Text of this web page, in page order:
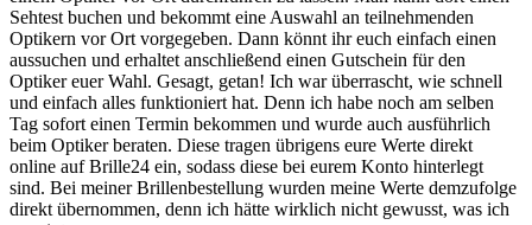
Sehtest buchen und bekommt eine Auswahl an teilnehmenden
Optikern vor Ort vorgegeben. Dann könnt ihr euch einfach einen
aussuchen und erhaltet anschließend einen Gutschein für den
Optiker euer Wahl. Gesagt, getan! Ich war überrascht, wie schnell
und einfach alles funktioniert hat. Denn ich habe noch am selben
Tag sofort einen Termin bekommen und wurde auch ausführlich
beim Optiker beraten. Diese tragen übrigens eure Werte direkt
online auf Brille24 ein, sodass diese bei eurem Konto hinterlegt
sind. Bei meiner Brillenbestellung wurden meine Werte demzufolge
direkt übernommen, denn ich hätte wirklich nicht gewusst, was ich